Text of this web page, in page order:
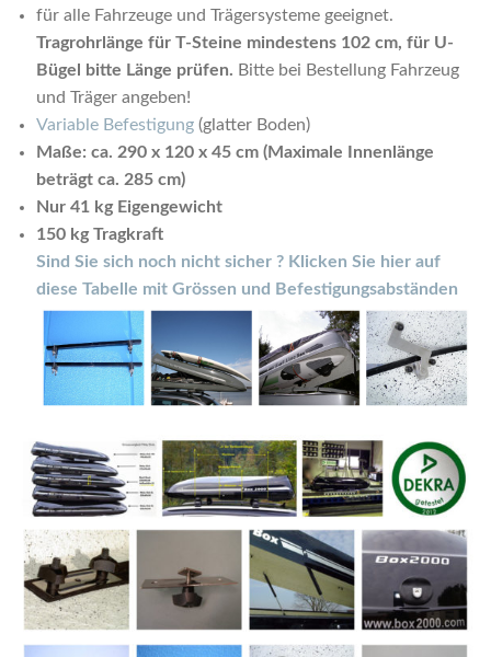
für alle Fahrzeuge und Trägersysteme geeignet.
Tragrohrlänge für T-Steine mindestens 102 cm, für U-
Bügel bitte Länge prüfen. Bitte bei Bestellung Fahrzeug
und Träger angeben!
Variable Befestigung(glatter Boden)
Maße: ca. 290 x 120 x 45 cm (Maximale Innenlänge
beträgt ca. 285 cm)
Nur 41 kg Eigengewicht
150 kg Tragkraft
Sind Sie sich noch nicht sicher ? Klicken Sie hier auf
diese Tabelle mit Grössen und Befestigungsabständen